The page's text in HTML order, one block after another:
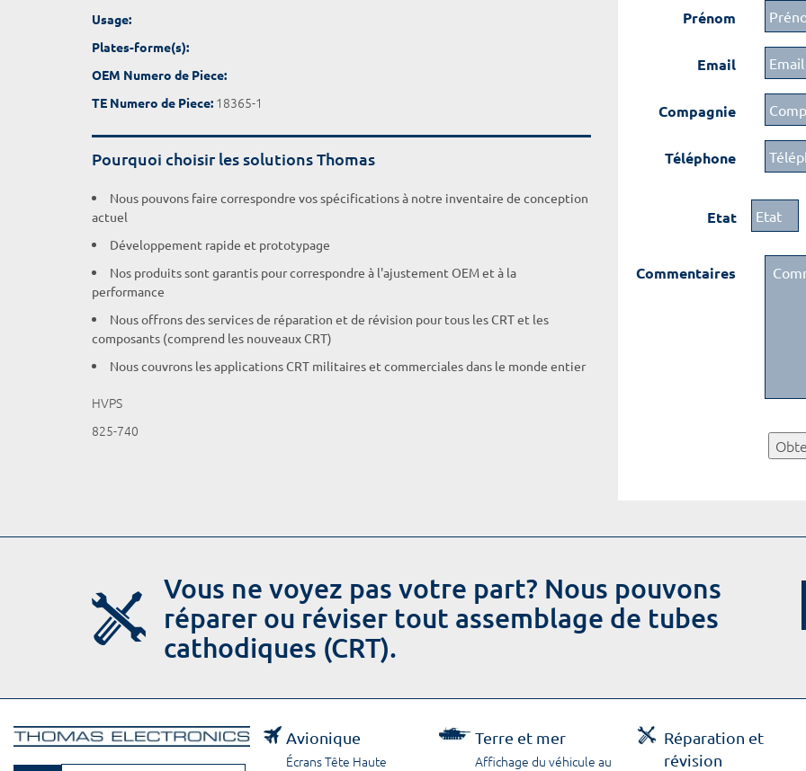
Usage:
Plates-forme(s):
OEM Numero de Piece:
TE Numero de Piece: 18365-1
Pourquoi choisir les solutions Thomas
Nous pouvons faire correspondre vos spécifications à notre inventaire de conception
actuel
Développement rapide et prototypage
Nos produits sont garantis pour correspondre à l'ajustement OEM et à la
performance
Nous offrons des services de réparation et de révision pour tous les CRT et les
composants (comprend les nouveaux CRT)
Nous couvrons les applications CRT militaires et commerciales dans le monde entier
HVPS
825-740
Prénom
Email
Compagnie
Téléphone
Etat
Commentaires
Vous ne voyez pas votre part? Nous pouvons
réparer ou réviser tout assemblage de tubes
cathodiques (CRT).
Avionique
Écrans Tête Haute
Terre et mer
Affichage du véhicule au
Réparation et
révision